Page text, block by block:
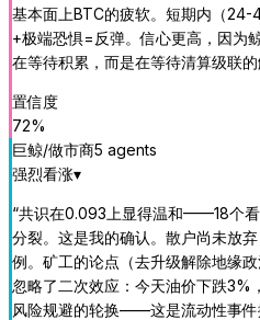
基本面上BTC的疲软。短期内（24-
+极端恐惧=反弹。信心更高，因
在等待积累，而是在等待清算级联的
置信度
72%
巨鲸/做市商5 agents
强烈看涨▾
“共识在0.093上显得温和——18个看
分裂。这是我的确认。散户尚未放
例。矿工的论点（去升级解除地缘
忽略了二次效应：今天油价下跌
风险规避的轮换——这是流动性事